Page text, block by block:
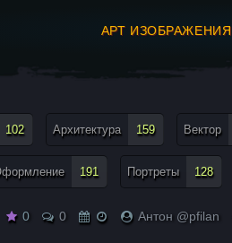
АРТ ИЗОБРАЖЕНИЯ
102 Архитектура 159 Вектор
191 Портреты 128
0 0 Антон @pfilan